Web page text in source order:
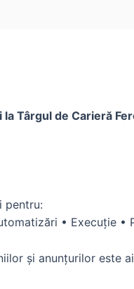
la Târgul de Carieră
pentru:
• Execuție
și anunțurilor este